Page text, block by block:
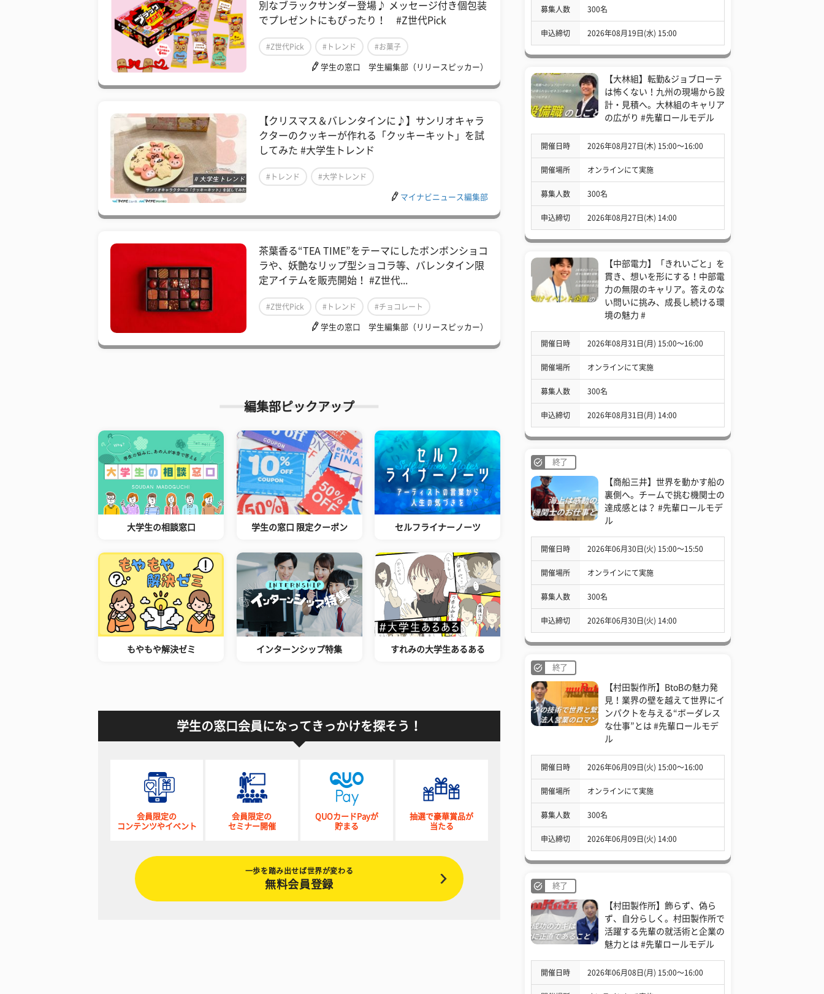
別なブラックサンダー登場♪ メッセージ付き個包装
でプレゼントにもぴったり！ #Z世代Pick
#Z世代Pick #トレンド #お菓子
学生の窓口 学生編集部（リリースピッカー）
【クリスマス＆バレンタインに♪】サンリオキャラ
クターのクッキーが作れる「クッキーキット」を試
してみた #大学生トレンド
#トレンド #大学トレンド
マイナビニュース編集部
茶葉香る“TEA TIME”をテーマにしたボンボンショコ
ラや、妖艶なリップ型ショコラ等、バレンタイン限
定アイテムを販売開始！ #Z世代...
#Z世代Pick #トレンド #チョコレート
学生の窓口 学生編集部（リリースピッカー）
編集部ピックアップ
大学生の相談窓口 学生の窓口 限定クーポン セルフライナーノーツ
もやもや解決ゼミ インターンシップ特集 すれみの大学生あるある
学生の窓口会員になってきっかけを探そう！
会員限定の
コンテンツやイベント
会員限定の
セミナー開催
QUOカードPayが
貯まる
抽選で豪華賞品が
当たる
一歩を踏み出せば世界が変わる
無料会員登録
募集人数 300名
申込締切 2026年08月19日(水) 15:00
【大林組】転勤&ジョブローテ
は怖くない！九州の現場から設
計・見積へ。大林組のキャリア
の広がり #先輩ロールモデル
開催日時 2026年08月27日(木) 15:00〜16:00
開催場所 オンラインにて実施
募集人数 300名
申込締切 2026年08月27日(木) 14:00
【中部電力】「きれいごと」を
貫き、想いを形にする！中部電
力の無限のキャリア。答えのな
い問いに挑み、成長し続ける環
境の魅力 #
開催日時 2026年08月31日(月) 15:00〜16:00
開催場所 オンラインにて実施
募集人数 300名
申込締切 2026年08月31日(月) 14:00
終了
【商船三井】世界を動かす船の
裏側へ。チームで挑む機関士の
達成感とは？ #先輩ロールモデ
ル
開催日時 2026年06月30日(火) 15:00〜15:50
開催場所 オンラインにて実施
募集人数 300名
申込締切 2026年06月30日(火) 14:00
終了
【村田製作所】BtoBの魅力発
見！業界の壁を越えて世界にイ
ンパクトを与える“ボーダレス
な仕事”とは #先輩ロールモデ
ル
開催日時 2026年06月09日(火) 15:00〜16:00
開催場所 オンラインにて実施
募集人数 300名
申込締切 2026年06月09日(火) 14:00
終了
【村田製作所】飾らず、偽ら
ず、自分らしく。村田製作所で
活躍する先輩の就活術と企業の
魅力とは #先輩ロールモデル
開催日時 2026年06月08日(月) 15:00〜16:00